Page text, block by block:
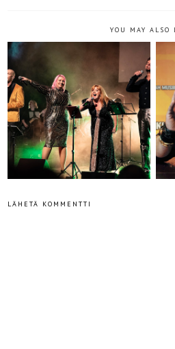
YOU MAY ALSO
LÄHETÄ KOMMENTTI